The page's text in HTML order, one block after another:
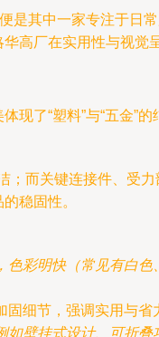
是其中一家专注于日
高厂在实用性与视觉
了“塑料”与“五金”的
而关键连接件、受
稳固性。
彩明快（常见有白
细节，强调实用与省
壁挂式设计、可折叠